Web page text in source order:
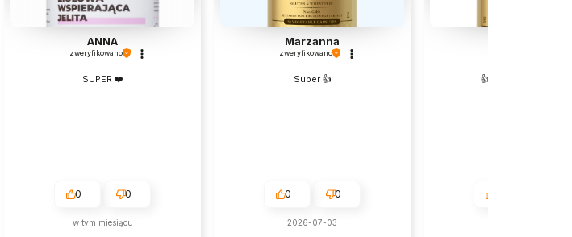
ANNA
zweryfikowano
SUPER ❤️
0 0
w tym miesiącu
Marzanna
zweryfikowano
Super 👍️
0 0
2026-07-03
👍️Świetny preparat